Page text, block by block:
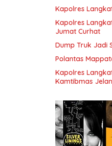
Kapolres
Kapolres
Jumat Curhat
Dump Truk Jadi
Polantas
Kapolres
Kamtibmas